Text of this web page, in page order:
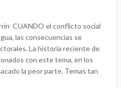
CUANDO el conflicto social
las consecuencias se
La historia reciente de
con este tema, en los
la peor parte. Temas tan